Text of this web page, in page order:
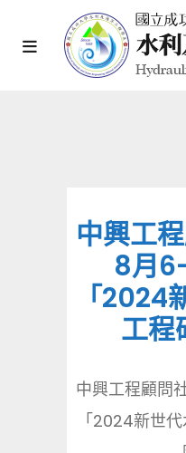
中興工
8月
「2024
工程
中興工程顧問
「2024新世